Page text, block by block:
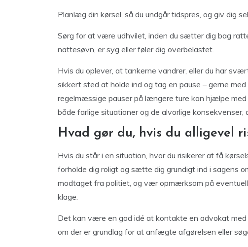
Planlæg din kørsel, så du undgår tidspres, og giv dig
Sørg for at være udhvilet, inden du sætter dig bag
nattesøvn, er syg eller føler dig overbelastet.
Hvis du oplever, at tankerne vandrer, eller du har
sikkert sted at holde ind og tag en pause – gerne
regelmæssige pauser på længere ture kan hjælpe
både farlige situationer og de alvorlige
Hvad gør du, hvis du alligevel
Hvis du står i en situation, hvor du risikerer at få
forholde dig roligt og sætte dig grundigt ind i sagens
modtaget fra politiet, og vær opmærksom på
klage.
Det kan være en god idé at kontakte en advokat
om der er grundlag for at anfægte afgørelsen eller